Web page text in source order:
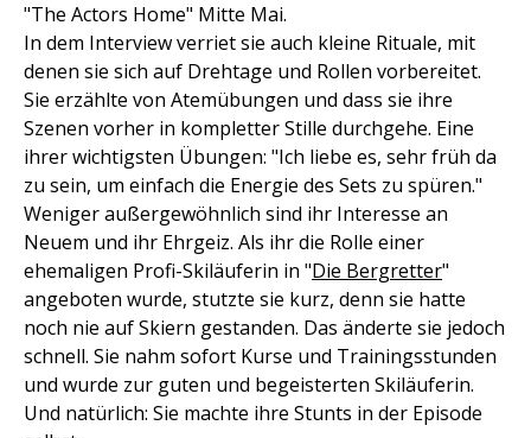
"The Actors Home" Mitte Mai.
In dem Interview verriet sie auch kleine Rituale, mit
denen sie sich auf Drehtage und Rollen vorbereitet.
Sie erzählte von Atemübungen und dass sie ihre
Szenen vorher in kompletter Stille durchgehe. Eine
ihrer wichtigsten Übungen: "Ich liebe es, sehr früh da
zu sein, um einfach die Energie des Sets zu spüren."
Weniger außergewöhnlich sind ihr Interesse an
Neuem und ihr Ehrgeiz. Als ihr die Rolle einer
ehemaligen Profi-Skiläuferin in "Die Bergretter"
angeboten wurde, stutzte sie kurz, denn sie hatte
noch nie auf Skiern gestanden. Das änderte sie jedoch
schnell. Sie nahm sofort Kurse und Trainingsstunden
und wurde zur guten und begeisterten Skiläuferin.
Und natürlich: Sie machte ihre Stunts in der Episode